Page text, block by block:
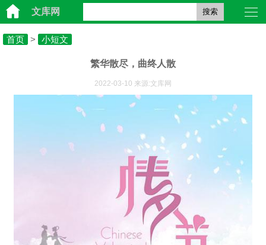
文库网 搜索
首页 > 小短文
繁华散尽，曲终人散
2022-03-10 来源:文库网